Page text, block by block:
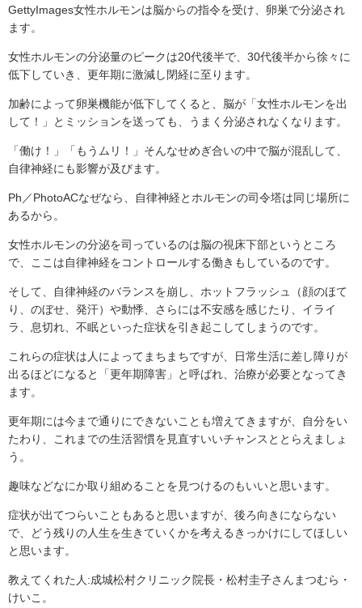
GettyImages女性ホルモンは脳からの指令を受け、卵巣で分泌され
ます。
女性ホルモンの分泌量のピークは20代後半で、30代後半から徐々に
低下していき、更年期に激減し閉経に至ります。
加齢によって卵巣機能が低下してくると、脳が「女性ホルモンを出
して！」とミッションを送っても、うまく分泌されなくなります。
「働け！」「もうムリ！」そんなせめぎ合いの中で脳が混乱して、
自律神経にも影響が及びます。
Ph／PhotoACなぜなら、自律神経とホルモンの司令塔は同じ場所に
あるから。
女性ホルモンの分泌を司っているのは脳の視床下部というところ
で、ここは自律神経をコントロールする働きもしているのです。
そして、自律神経のバランスを崩し、ホットフラッシュ（顔のほて
り、のぼせ、発汗）や動悸、さらには不安感を感じたり、イライ
ラ、息切れ、不眠といった症状を引き起こしてしまうのです。
これらの症状は人によってまちまちですが、日常生活に差し障りが
出るほどになると「更年期障害」と呼ばれ、治療が必要となってき
ます。
更年期には今まで通りにできないことも増えてきますが、自分をい
たわり、これまでの生活習慣を見直すいいチャンスととらえましょ
う。
趣味などなにか取り組めることを見つけるのもいいと思います。
症状が出てつらいこともあると思いますが、後ろ向きにならない
で、どう残りの人生を生きていくかを考えるきっかけにしてほしい
と思います。
教えてくれた人:成城松村クリニック院長・松村圭子さんまつむら・
けいこ。